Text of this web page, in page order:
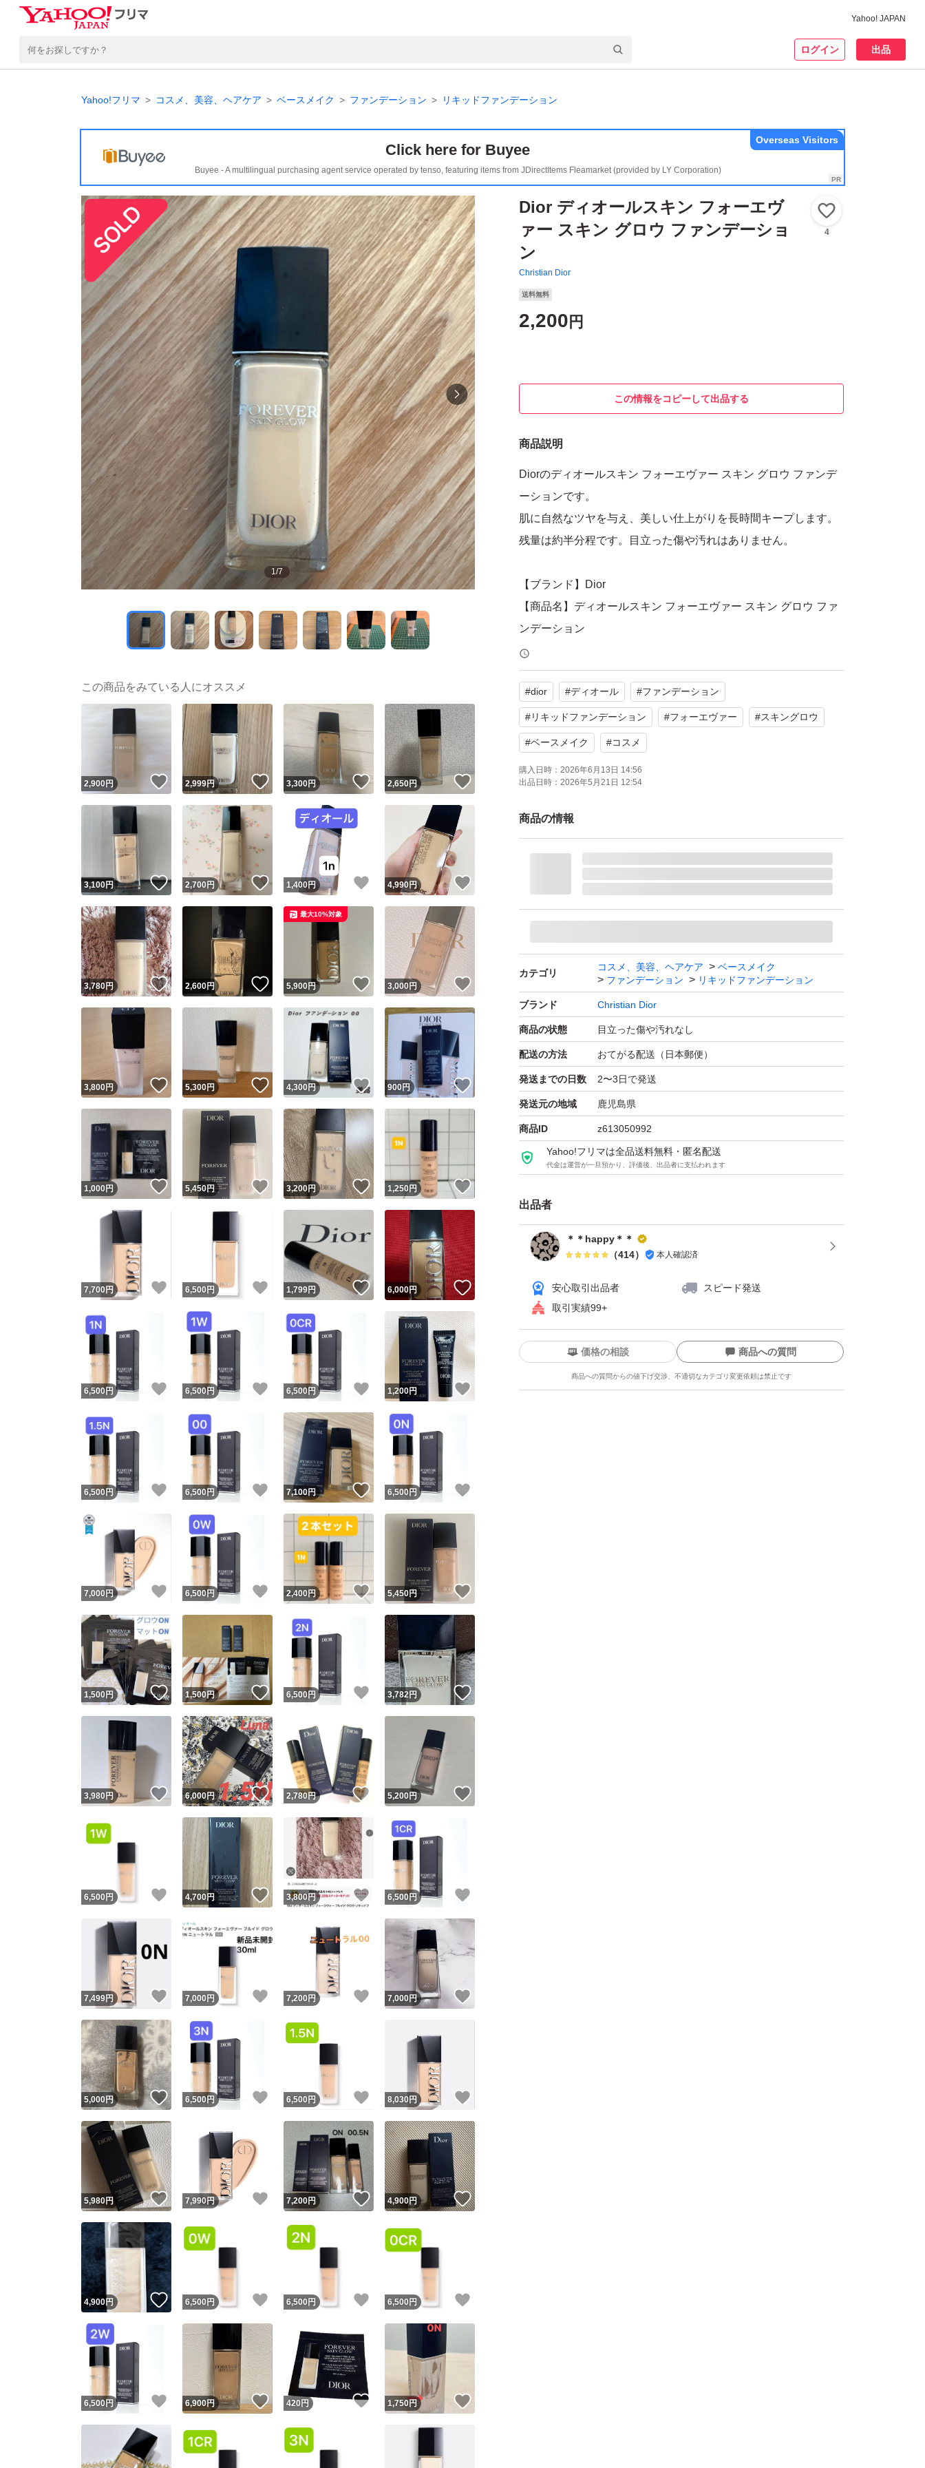
Yahoo! JAPAN
ログイン 出品
Yahoo!フリマ コスメ、美容、ヘアケア ベースメイク ファンデーション リキッドファンデーション
Click here for Buyee
Buyee - A multilingual purchasing agent service operated by tenso, featuring items from JDirectItems Fleamarket (provided by LY Corporation)
Overseas Visitors
1/7
Dior ディオールスキン フォーエヴ
ァー スキン グロウ ファンデーショ
ン
Christian Dior
4
送料無料
2,200 円
この情報をコピーして出品する
商品説明
Diorのディオールスキン フォーエヴァー スキン グロウ ファンデ
ーションです。
肌に自然なツヤを与え、美しい仕上がりを長時間キープします。
残量は約半分程です。目立った傷や汚れはありません。
【ブランド】Dior
【商品名】ディオールスキン フォーエヴァー スキン グロウ ファ
ンデーション
【商品の状態】目立った傷や汚れなし
よろしくお願いいたします。
#dior #ディオール #ファンデーション
#リキッドファンデーション #フォーエヴァー #スキングロウ
#ベースメイク #コスメ
購入日時： 2026年6月13日 14:56
出品日時： 2026年5月21日 12:54
商品の情報
カテゴリ
コスメ、美容、ヘアケア
ベースメイク
ファンデーション
リキッドファンデーション
ブランド Christian Dior
商品の状態 目立った傷や汚れなし
配送の方法 おてがる配送（日本郵便）
発送までの日数 2〜3日で発送
発送元の地域 鹿児島県
商品ID z613050992
Yahoo!フリマは全品送料無料・匿名配送
代金は運営が一旦預かり、評価後、出品者に支払われます
出品者
＊＊happy＊＊
（414） 本人確認済
安心取引出品者
スピード発送
取引実績99+
ユーザーの実績について
Yahoo!フリマが定めた一定の基準を満たしたユーザーにバッジを付与しています
安心取引出品者
安心取引出品者 Yahoo!フリマの基準をクリアした安心・安全なユーザーです
取引実績
取引実績◯+ このユーザーはYahoo!フリマの取引を完了させた実績があります
他フリマ実績◯+ このユーザーは他フリマサービスでの取引実績があります
スピード&安心発送
※このバッジは実績に基づく表示であり、発送を保証しているものではありません
スピード＆安心発送
このユーザーは高頻度で24時間以内＆設定した発送日数内に発送してい
ます
このユーザーは高頻度で24時間以内に発送しています
安心発送 このユーザーは設定した発送日数内に発送しています
価格の相談 商品への質問
商品への質問からの値下げ交渉、不適切なカテゴリ変更依頼は禁止です
この商品の情報をコピーします
商品画像の無断転載は禁止されています
コピーは1商品につき1回 です
出品ページへ
キャンセル
この商品をみている人にオススメ
2,900円 いいね！
2,999円 いいね！
3,300円 いいね！
2,650円
3,100円 いいね！
2,700円 いいね！
1,400円 いいね！
4,990円
3,780円 いいね！
2,600円 いいね！
5,900円 いいね！
最大10%対象
3,000円
3,800円 いいね！
5,300円 いいね！
4,300円 いいね！
900円 いいね！
1,000円 いいね！
5,450円 いいね！
3,200円 いいね！
1,250円
7,700円 いいね！
6,500 円 いいね！
1,799円 いいね！
6,000円 いいね！
6,500円 いいね！
6,500円 いいね！
6,500円 いいね！
1,200円 いいね！
6,500円 いいね！
6,500円 いいね！
7,100円 いいね！
6,500円
7,000 円 いいね！
6,500円 いいね！
2,400円 いいね！
5,450円
1,500円 いいね！
1,500円 いいね！
6,500円 いいね！
3,782円 いいね！
3,980円 いいね！
6,000円 いいね！
2,780円 いいね！
5,200円
6,500 円 いいね！
4,700円 いいね！
3,800円 いいね！
6,500円
7,499円 いいね！
7,000 円 いいね！
7,200 円 いいね！
7,000円
5,000円 いいね！
6,500円 いいね！
6,500 円 いいね！
8,030円
5,980円 いいね！
7,990円 いいね！
7,200円 いいね！
4,900円 いいね！
4,900円 いいね！
6,500 円 いいね！
6,500 円 いいね！
6,500 円
6,500円 いいね！
6,900円 いいね！
420 円 いいね！
1,750円